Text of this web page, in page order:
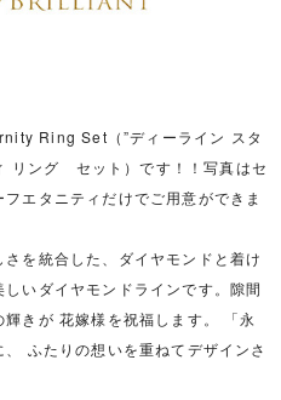
Ring Set（”ディーライン スタ
リング セット）です！！写真はセ
エタニティだけでご用意ができま
を統合した、ダイヤモンドと着け
いダイヤモンドラインです。隙間
きが 花嫁様を祝福します。 「永
ふたりの想いを重ねてデザインさ